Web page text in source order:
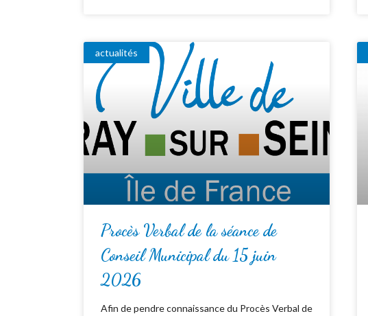
actualités
Procès Verbal de la séance de
Conseil Municipal du 15 juin
2026
Afin de pendre connaissance du Procès Verbal de